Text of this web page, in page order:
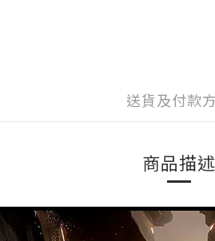
送貨及付款
商品描述